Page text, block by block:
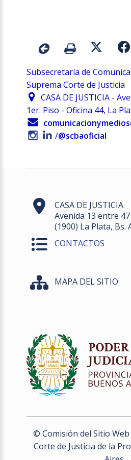
Subsecretaría de
Suprema Corte de Justicia
CASA DE JUSTICIA -
1er. Piso - Oficina 44, La
/@scbaoficial
CASA DE JUSTICIA
Avenida 13 entre
(1900) La Plata, Bs.
CONTACTOS
MAPA DEL SITIO
© Comisión del Sitio Web
Corte de Justicia de la